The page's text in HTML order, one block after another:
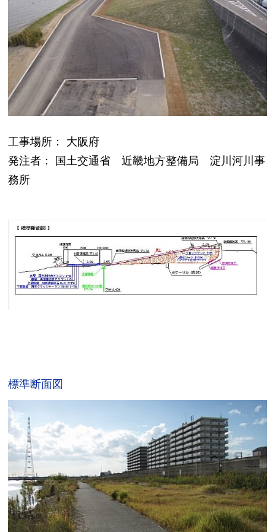
工事場所： 大阪府
発注者： 国土交通省 近畿地方整備局 淀川河川事
務所
標準断面図